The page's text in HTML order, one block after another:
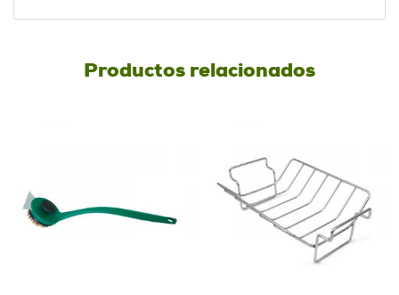
Productos relacionados